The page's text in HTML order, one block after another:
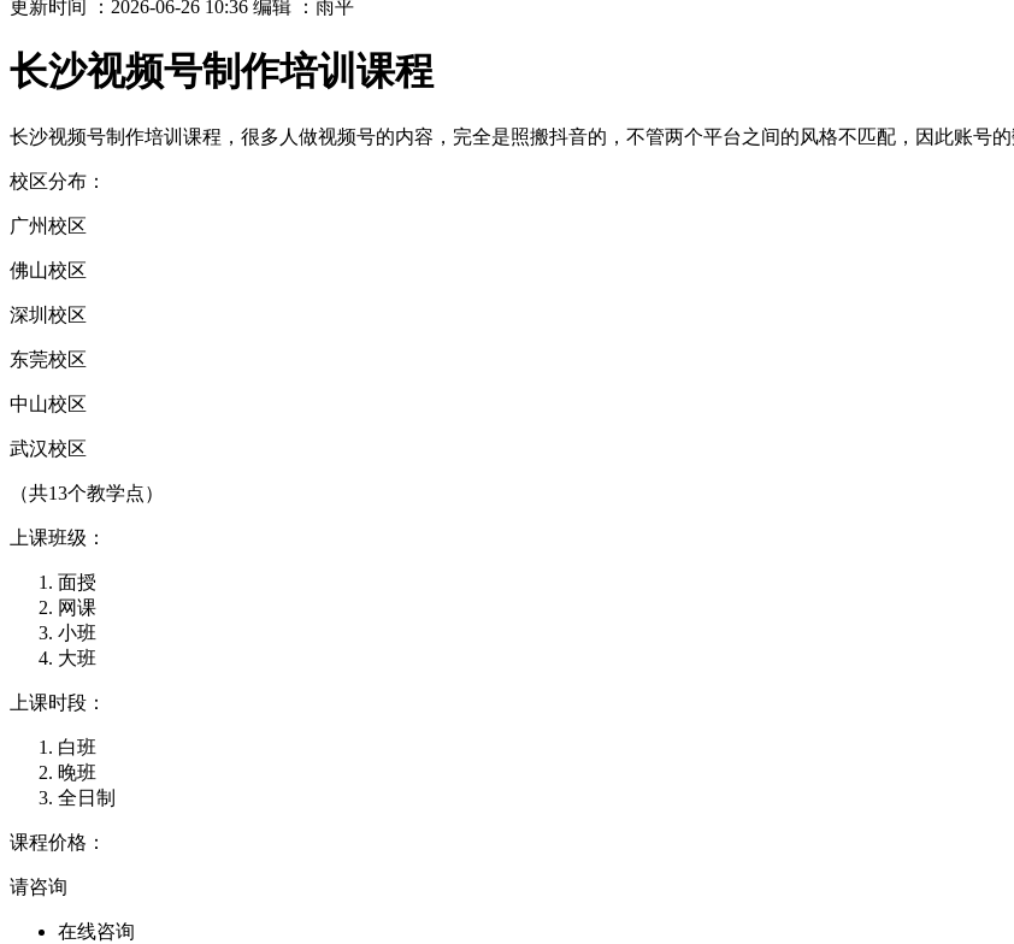
更新时间 ：2026-06-26 10:36 编辑 ：雨平
长沙视频号制作培训课程
长沙视频号制作培训课程，很多人做视频号的内容，完全是照搬抖音的，不管两个平台之间的风格不匹配，因此账号的
校区分布：
广州校区
佛山校区
深圳校区
东莞校区
中山校区
武汉校区
（共13个教学点）
上课班级：
面授
网课
小班
大班
上课时段：
白班
晚班
全日制
课程价格：
请咨询
在线咨询